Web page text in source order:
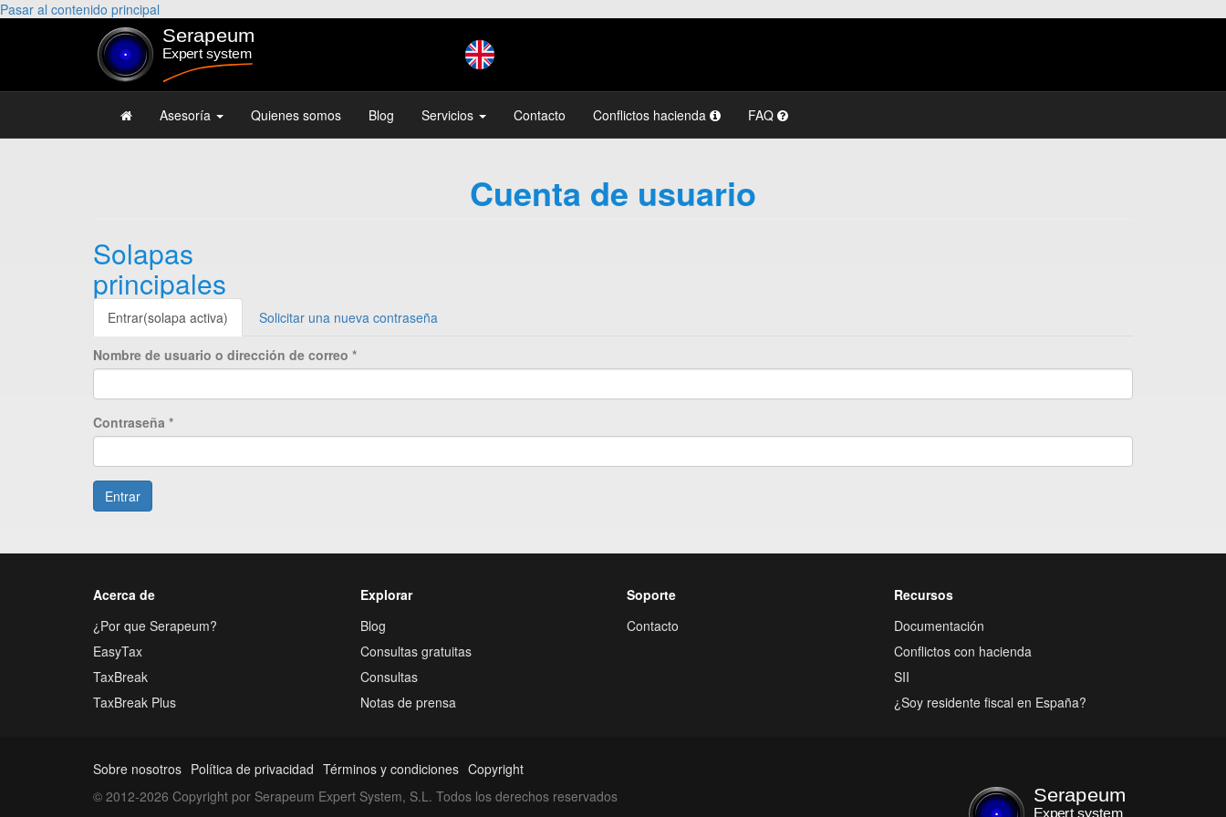
Pasar al contenido principal
Asesoría Quienes somos Blog Servicios Contacto Conflictos hacienda FAQ
Cuenta de usuario
Solapas
principales
Entrar(solapa activa) Solicitar una nueva contraseña
Nombre de usuario o dirección de correo *
Contraseña *
Entrar
Acerca de
¿Por que Serapeum?
EasyTax
TaxBreak
TaxBreak Plus
Explorar
Blog
Consultas gratuitas
Consultas
Notas de prensa
Soporte
Contacto
Recursos
Documentación
Conflictos con hacienda
SII
¿Soy residente fiscal en España?
Sobre nosotros Política de privacidad Términos y condiciones Copyright
© 2012-2026 Copyright por Serapeum Expert System, S.L. Todos los derechos reservados